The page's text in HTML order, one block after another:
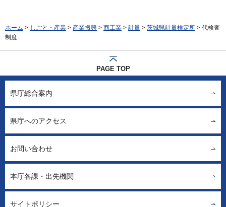
ホーム > しごと・産業 > 産業振興 > 商工業 > 計量 > 茨城県計量検定所 > 代検査
制度
PAGE TOP
県庁総合案内
県庁へのアクセス
お問い合わせ
本庁各課・出先機関
サイトポリシー